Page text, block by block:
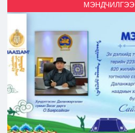
МЭНДЧИЛГЭЭ